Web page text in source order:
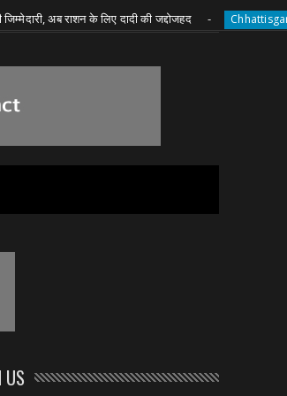
राशन के लिए दादी की जद्दोजहद Chhattisgarh
US